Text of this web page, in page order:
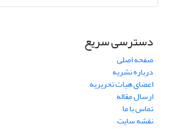
دسترسی سریع
صفحه اصلی
درباره نشریه
اعضای هیات تحریریه
ارسال مقاله
تماس با ما
نقشه سایت